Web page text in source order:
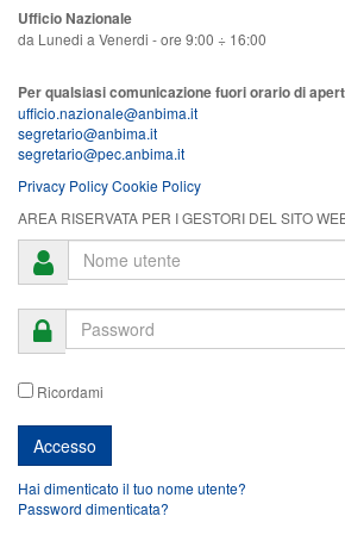
Ufficio Nazionale
da Lunedi a Venerdi - ore 9:00 ÷ 16:00
Per qualsiasi comunicazione fuori orario di
ufficio.nazionale@anbima.it
segretario@anbima.it
segretario@pec.anbima.it
Privacy PolicyCookie Policy
AREA RISERVATA PER I GESTORI DEL SITO
Ricordami
Hai dimenticato il tuo nome utente?
Password dimenticata?